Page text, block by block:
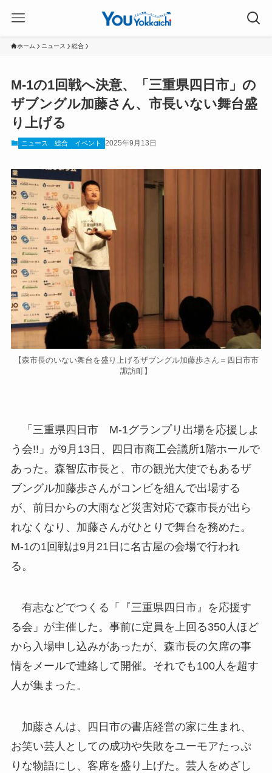
ホーム ニュース 総合
M-1の1回戦へ決意、「三重県四日市」の
ザブングル加藤さん、市長いない舞台盛
り上げる
ニュース 総合 イベント 2025年9月13日
【森市長のいない舞台を盛り上げるザブングル加藤歩さん＝四日市市
諏訪町】
「三重県四日市 M-1グランプリ出場を応援しよ
う会!!」が9月13日、四日市商工会議所1階ホールで
あった。森智広市長と、市の観光大使でもあるザ
ブングル加藤歩さんがコンビを組んで出場する
が、前日からの大雨など災害対応で森市長が出ら
れなくなり、加藤さんがひとりで舞台を務めた。
M-1の1回戦は9月21日に名古屋の会場で行われ
る。
有志などでつくる「『三重県四日市』を応援す
る会」が主催した。事前に定員を上回る350人ほど
から入場申し込みがあったが、森市長の欠席の事
情をメールで連絡して開催。それでも100人を超す
人が集まった。
加藤さんは、四日市の書店経営の家に生まれ、
お笑い芸人としての成功や失敗をユーモアたっぷ
りな物語にし、客席を盛り上げた。芸人をめざし